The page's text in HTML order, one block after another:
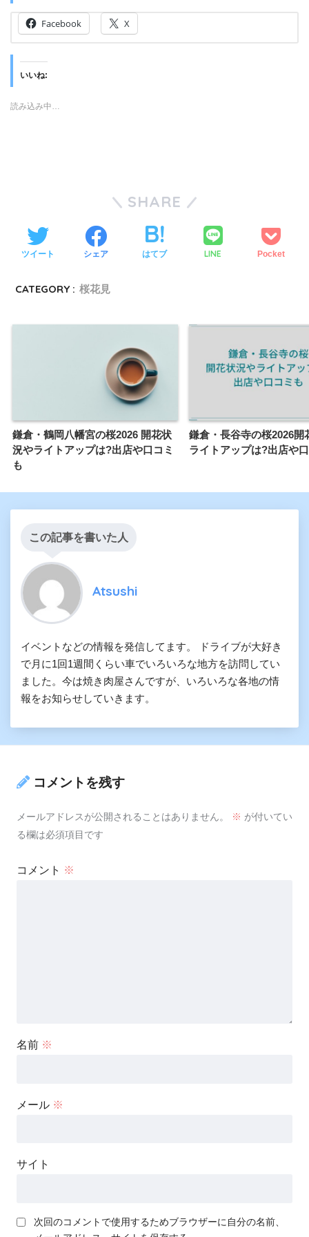
Facebook X
いいね:
読み込み中…
SHARE
ツイート シェア はてブ LINE Pocket
CATEGORY : 桜花見
鎌倉・鶴岡八幡宮の桜2026 開花状
況やライトアップは?出店や口コミ
も
鎌倉・長谷寺の桜2026開
ライトアップは?出店や
この記事を書いた人
Atsushi
イベントなどの情報を発信してます。 ドライブが大好き
で月に1回1週間くらい車でいろいろな地方を訪問してい
ました。今は焼き肉屋さんですが、いろいろな各地の情
報をお知らせしていきます。
コメントを残す
メールアドレスが公開されることはありません。 ※ が付いてい
る欄は必須項目です
コメント ※
名前 ※
メール ※
サイト
次回のコメントで使用するためブラウザーに自分の名前、